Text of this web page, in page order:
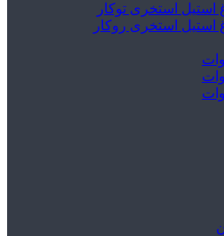
استیل استخری توکار
استیل استخری روکار